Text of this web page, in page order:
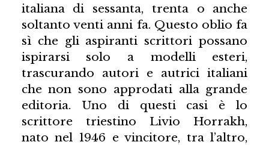
italiana di sessanta, trenta o anche
soltanto venti anni fa. Questo oblio fa
sì che gli aspiranti scrittori possano
ispirarsi solo a modelli esteri,
trascurando autori e autrici italiani
che non sono approdati alla grande
editoria. Uno di questi casi è lo
scrittore triestino Livio Horrakh,
nato nel 1946 e vincitore, tra l’altro,